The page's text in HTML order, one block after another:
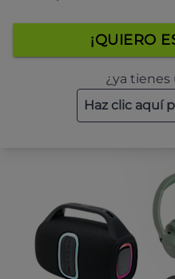
¡QUIERO
¿ya tienes
Haz clic aquí